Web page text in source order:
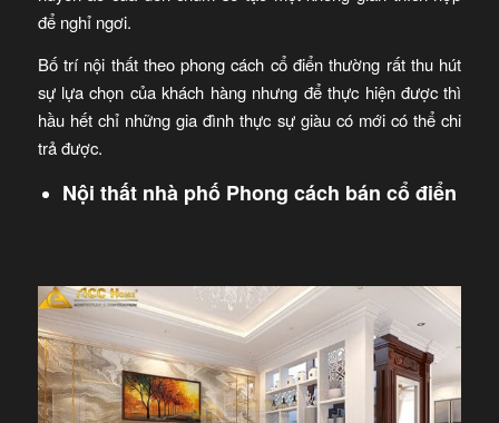
để nghỉ ngơi.
Bố trí nội thất theo phong cách cổ điển thường rất thu hút
sự lựa chọn của khách hàng nhưng để thực hiện được thì
hầu hết chỉ những gia đình thực sự giàu có mới có thể chi
trả được.
Nội thất nhà phố Phong cách bán cổ điển